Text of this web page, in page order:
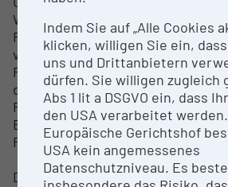
Wien) erarbeitet. Sie soll vor
Feld (also etwa direkt am
vorantreiben. Das Mess- und
Forschenden zur Verfügung und
diesen, ihre Expertise im
Risikogebieten orts- und
Einzelne Elemente sind zudem
Forschungsprojekten im Einsatz.
Die mobile Forschungsplattform
Indem Sie auf „Alle Cookies
klicken, willigen Sie ein,
uns und Drittanbietern
dürfen. Sie willigen zugleich
Abs 1 lit a DSGVO ein, dass
den USA verarbeitet
Europäische Gerichtshof
USA kein angemessenes
Datenschutzniveau. Es